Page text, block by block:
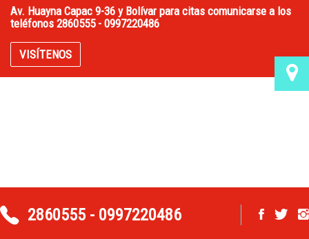
Av. Huayna Capac 9-36 y Bolívar para citas comunicarse a los
teléfonos 2860555 - 0997220486
VISÍTENOS
2860555 - 0997220486